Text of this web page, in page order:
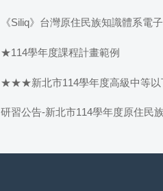
《Siliq》台灣原住民族知識體系電
★114學年度課程計畫範例
★★★新北市114學年度高級中等以
研習公告-新北市114學年度原住民